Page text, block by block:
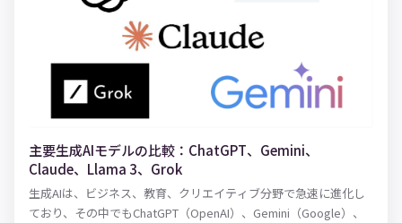
主要生成AIモデルの比較：ChatGPT、Gemini、
Claude、Llama 3、Grok
生成AIは、ビジネス、教育、クリエイティブ分野で急速に進化し
ており、その中でもChatGPT（OpenAI）、Gemini（Google）、